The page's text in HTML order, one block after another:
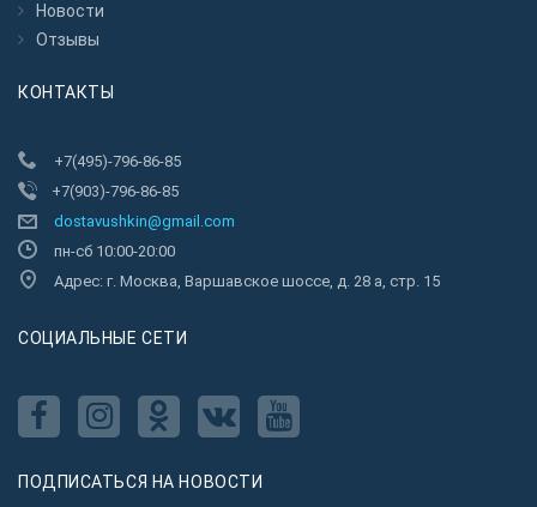
Новости
Отзывы
КОНТАКТЫ
+7(495)-796-86-85
+7(903)-796-86-85
dostavushkin@gmail.com
пн-сб 10:00-20:00
Адрес: г. Москва, Варшавское шоссе, д. 28 а, стр. 15
CОЦИАЛЬНЫЕ СЕТИ
ПОДПИСАТЬСЯ НА НОВОСТИ